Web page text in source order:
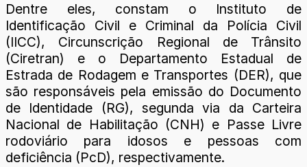
Dentre eles, constam o Instituto de
Identificação Civil e Criminal da Polícia Civil
(IICC), Circunscrição Regional de Trânsito
(Ciretran) e o Departamento Estadual de
Estrada de Rodagem e Transportes (DER), que
são responsáveis pela emissão do Documento
de Identidade (RG), segunda via da Carteira
Nacional de Habilitação (CNH) e Passe Livre
rodoviário para idosos e pessoas com
deficiência (PcD), respectivamente.